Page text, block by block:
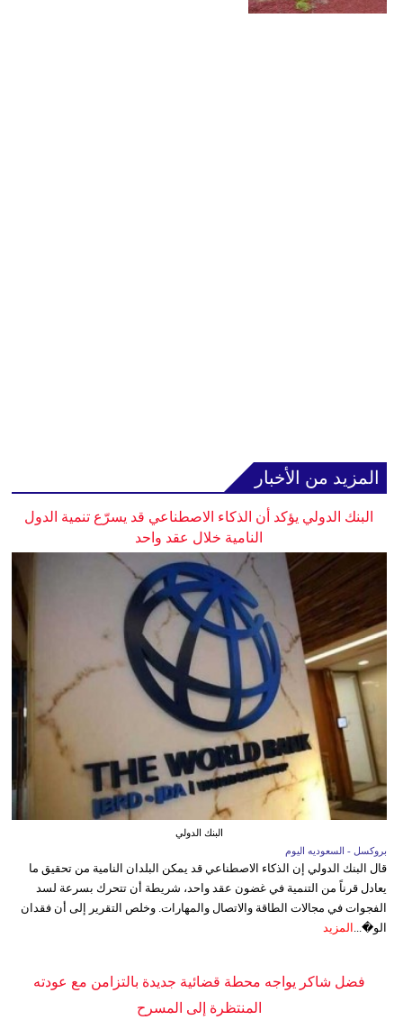
المزيد من الأخبار
البنك الدولي يؤكد أن الذكاء الاصطناعي قد يسرّع تنمية الدول
النامية خلال عقد واحد
البنك الدولي
بروكسل - السعوديه اليوم
قال البنك الدولي إن الذكاء الاصطناعي قد يمكن البلدان النامية من تحقيق ما
يعادل قرناً من التنمية في غضون عقد واحد، شريطة أن تتحرك بسرعة لسد
الفجوات في مجالات الطاقة والاتصال والمهارات. وخلص التقرير إلى أن فقدان
الو�... المزيد
فضل شاكر يواجه محطة قضائية جديدة بالتزامن مع عودته
المنتظرة إلى المسرح